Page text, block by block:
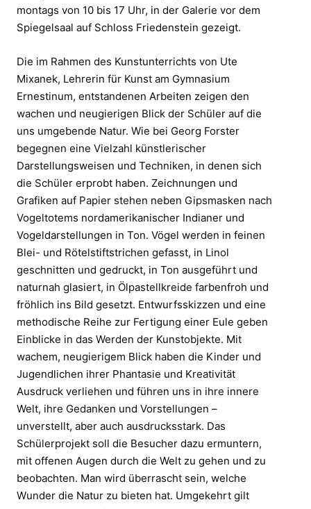
montags von 10 bis 17 Uhr, in der Galerie vor dem
Spiegelsaal auf Schloss Friedenstein gezeigt.
Die im Rahmen des Kunstunterrichts von Ute
Mixanek, Lehrerin für Kunst am Gymnasium
Ernestinum, entstandenen Arbeiten zeigen den
wachen und neugierigen Blick der Schüler auf die
uns umgebende Natur. Wie bei Georg Forster
begegnen eine Vielzahl künstlerischer
Darstellungsweisen und Techniken, in denen sich
die Schüler erprobt haben. Zeichnungen und
Grafiken auf Papier stehen neben Gipsmasken nach
Vogeltotems nordamerikanischer Indianer und
Vogeldarstellungen in Ton. Vögel werden in feinen
Blei- und Rötelstiftstrichen gefasst, in Linol
geschnitten und gedruckt, in Ton ausgeführt und
naturnah glasiert, in Ölpastellkreide farbenfroh und
fröhlich ins Bild gesetzt. Entwurfsskizzen und eine
methodische Reihe zur Fertigung einer Eule geben
Einblicke in das Werden der Kunstobjekte. Mit
wachem, neugierigem Blick haben die Kinder und
Jugendlichen ihrer Phantasie und Kreativität
Ausdruck verliehen und führen uns in ihre innere
Welt, ihre Gedanken und Vorstellungen –
unverstellt, aber auch ausdrucksstark. Das
Schülerprojekt soll die Besucher dazu ermuntern,
mit offenen Augen durch die Welt zu gehen und zu
beobachten. Man wird überrascht sein, welche
Wunder die Natur zu bieten hat. Umgekehrt gilt